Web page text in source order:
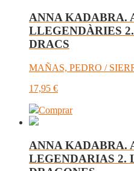
ANNA KADABRA.
LLEGENDÀRIES
DRACS
MAÑAS, PEDRO /
17,95 €
Comprar
ANNA KADABRA.
LEGENDARIAS 2.